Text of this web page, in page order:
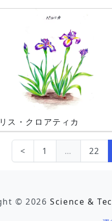
ス・クロアティカ
< 1 … 22
© 2026Science &